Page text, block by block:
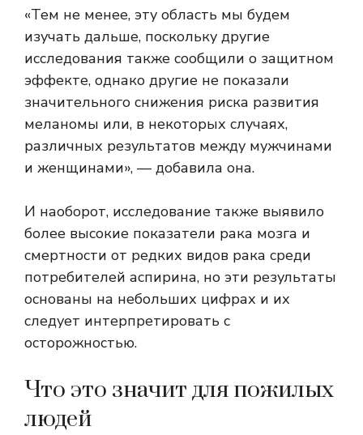
«Тем не менее, эту область мы будем
изучать дальше, поскольку другие
исследования также сообщили о защитном
эффекте, однако другие не показали
значительного снижения риска развития
меланомы или, в некоторых случаях,
различных результатов между мужчинами
и женщинами», — добавила она.
И наоборот, исследование также выявило
более высокие показатели рака мозга и
смертности от редких видов рака среди
потребителей аспирина, но эти результаты
основаны на небольших цифрах и их
следует интерпретировать с
осторожностью.
Что это значит для пожилых
людей